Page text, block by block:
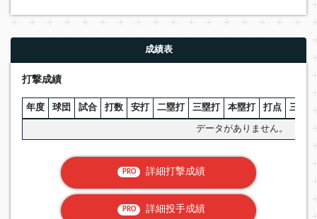
成績表
打撃成績
年度 球団 試合 打数 安打 二塁打 三塁打 本塁打 打点 三振
データがありません。
PRO 詳細打撃成績
PRO 詳細投手成績